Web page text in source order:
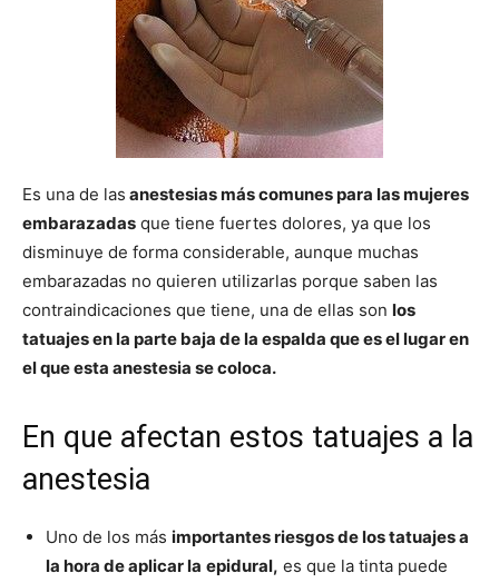
Es una de las anestesias más comunes para las mujeres
embarazadas que tiene fuertes dolores, ya que los
disminuye de forma considerable, aunque muchas
embarazadas no quieren utilizarlas porque saben las
contraindicaciones que tiene, una de ellas son los
tatuajes en la parte baja de la espalda que es el lugar en
el que esta anestesia se coloca.
En que afectan estos tatuajes a la
anestesia
Uno de los más importantes riesgos de los tatuajes a
la hora de aplicar la epidural, es que la tinta puede